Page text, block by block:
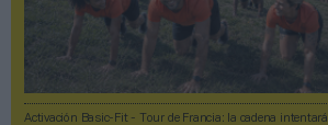
Activación Basic-Fit - Tour de Francia: la cadena intentará